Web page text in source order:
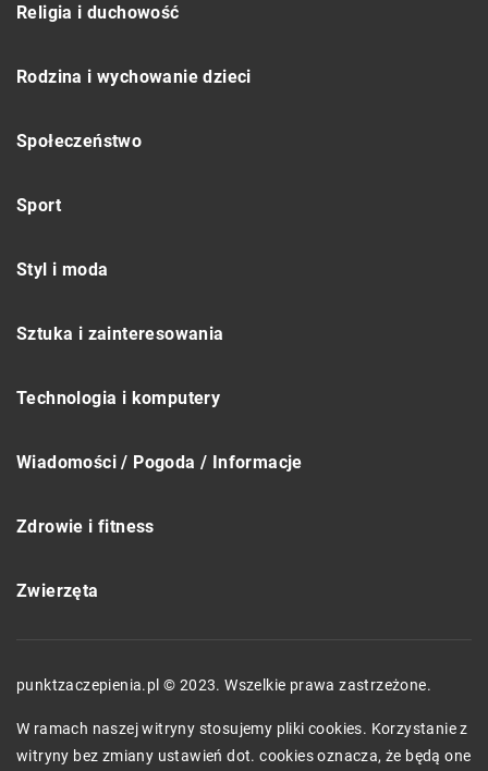
Religia i duchowość
Rodzina i wychowanie dzieci
Społeczeństwo
Sport
Styl i moda
Sztuka i zainteresowania
Technologia i komputery
Wiadomości / Pogoda / Informacje
Zdrowie i fitness
Zwierzęta
punktzaczepienia.pl © 2023. Wszelkie prawa zastrzeżone.
W ramach naszej witryny stosujemy pliki cookies. Korzystanie z
witryny bez zmiany ustawień dot. cookies oznacza, że będą one